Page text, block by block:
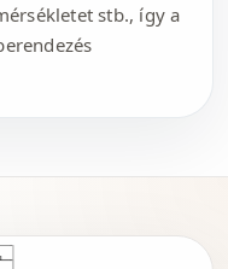
stb., így a